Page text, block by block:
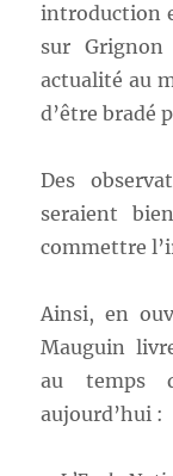
introduction
sur
actualité au
d’être bradé
Des
seraient
commettre
Ainsi, en
Mauguin
au temps
aujourd’hui :